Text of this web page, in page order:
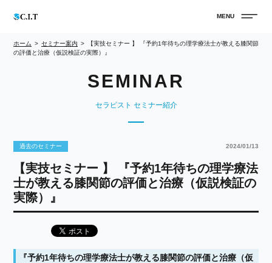
ホーム セミナー案内
【実技セミナー 】 『予約1年待ちの理学療法士が教える膝関節
の評価と治療（仮説検証の実際）』
セラピスト セミナー紹介
過去のセミナー 2024/01/13
【実技セミナー 】 『予約1年待ちの理学療法
士が教える膝関節の評価と治療（仮説検証の
実際）』
『予約1年待ちの理学療法士が教える膝関節の評価と治療（仮